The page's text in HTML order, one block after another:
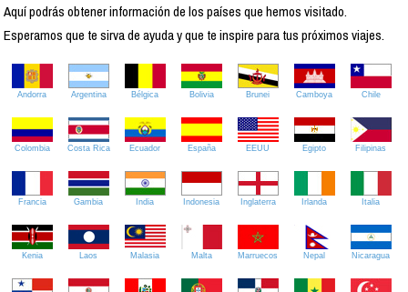
Aquí podrás obtener información de los países que hemos visitado.
Esperamos que te sirva de ayuda y que te inspire para tus próximos viajes.
Andorra Argentina Bélgica Bolivia Brunei Camboya Chile
Colombia Costa Rica Ecuador España EEUU Egipto Filipinas
Francia Gambia India Indonesia Inglaterra Irlanda Italia
Kenia Laos Malasia Malta Marruecos Nepal Nicaragua